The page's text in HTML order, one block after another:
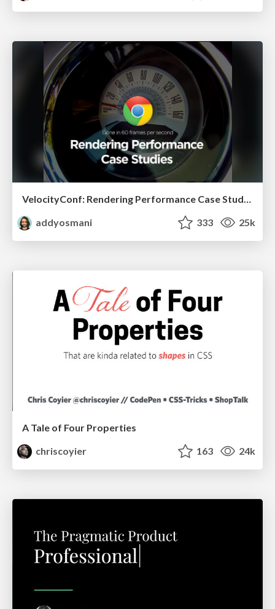
addyosmani
333 25k
A Tale of Four Properties
chriscoyier
163 24k